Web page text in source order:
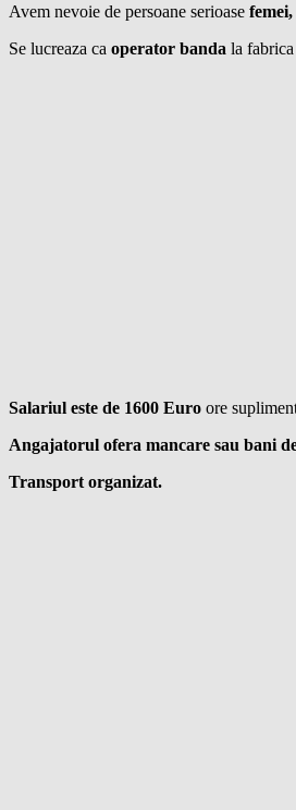
Avem nevoie de persoane serioase
Se lucreaza ca operator banda la
Salariul este de 1600 Euro ore
Angajatorul ofera mancare sau bani
Transport organizat.